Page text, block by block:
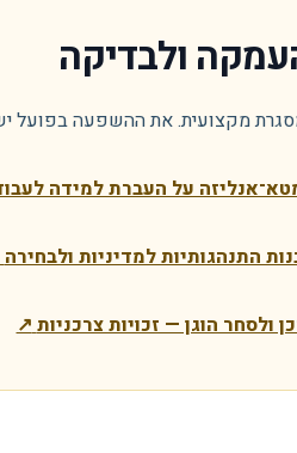
ולבדיקה
מקצועית. את ההשפעה בפועל יש
ולסחר הוגן — זכויות צרכניות ↗